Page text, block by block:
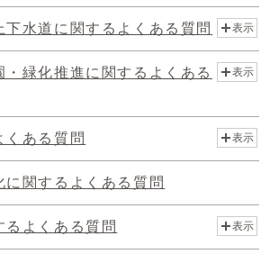
下水道に関するよくある質問 表示
・緑化推進に関するよくある
表示
くある質問 表示
に関するよくある質問
るよくある質問 表示